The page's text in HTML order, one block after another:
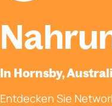
In Hornsby,
Entdecken Sie